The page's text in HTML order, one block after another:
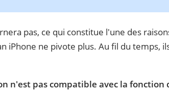
pas, ce qui constitue l'une des
iPhone ne pivote plus. Au fil du temps,
n'est pas compatible avec la fonction